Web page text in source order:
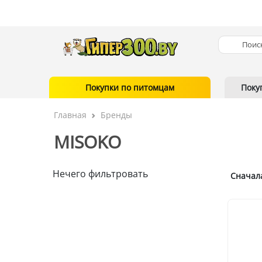
Покупки по питомцам
Главная Бренды
MISOKO
Нечего фильтровать